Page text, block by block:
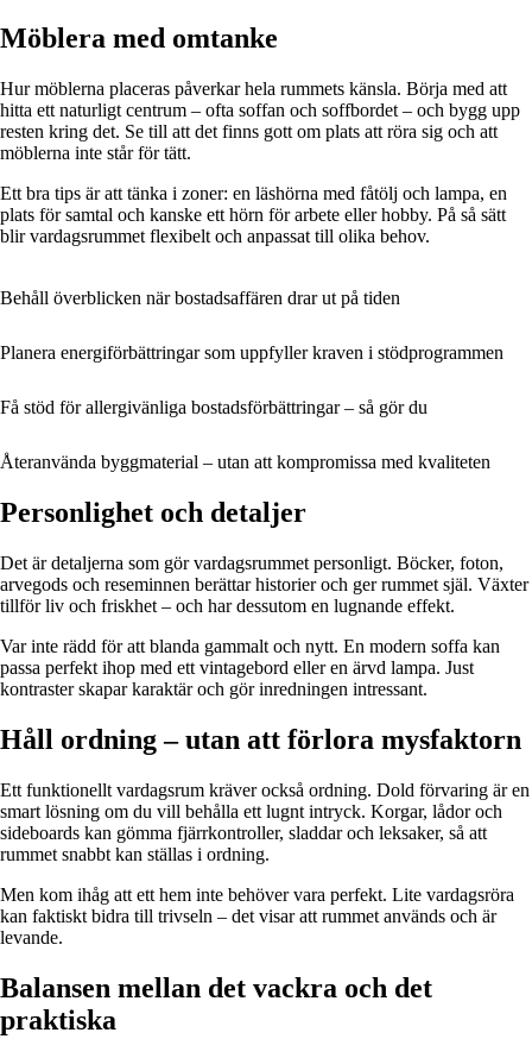
Möblera med omtanke
Hur möblerna placeras påverkar hela rummets känsla. Börja med att
hitta ett naturligt centrum – ofta soffan och soffbordet – och bygg upp
resten kring det. Se till att det finns gott om plats att röra sig och att
möblerna inte står för tätt.
Ett bra tips är att tänka i zoner: en läshörna med fåtölj och lampa, en
plats för samtal och kanske ett hörn för arbete eller hobby. På så sätt
blir vardagsrummet flexibelt och anpassat till olika behov.
Behåll överblicken när bostadsaffären drar ut på tiden
Planera energiförbättringar som uppfyller kraven i stödprogrammen
Få stöd för allergivänliga bostadsförbättringar – så gör du
Återanvända byggmaterial – utan att kompromissa med kvaliteten
Personlighet och detaljer
Det är detaljerna som gör vardagsrummet personligt. Böcker, foton,
arvegods och reseminnen berättar historier och ger rummet själ. Växter
tillför liv och friskhet – och har dessutom en lugnande effekt.
Var inte rädd för att blanda gammalt och nytt. En modern soffa kan
passa perfekt ihop med ett vintagebord eller en ärvd lampa. Just
kontraster skapar karaktär och gör inredningen intressant.
Håll ordning – utan att förlora mysfaktorn
Ett funktionellt vardagsrum kräver också ordning. Dold förvaring är en
smart lösning om du vill behålla ett lugnt intryck. Korgar, lådor och
sideboards kan gömma fjärrkontroller, sladdar och leksaker, så att
rummet snabbt kan ställas i ordning.
Men kom ihåg att ett hem inte behöver vara perfekt. Lite vardagsröra
kan faktiskt bidra till trivseln – det visar att rummet används och är
levande.
Balansen mellan det vackra och det
praktiska